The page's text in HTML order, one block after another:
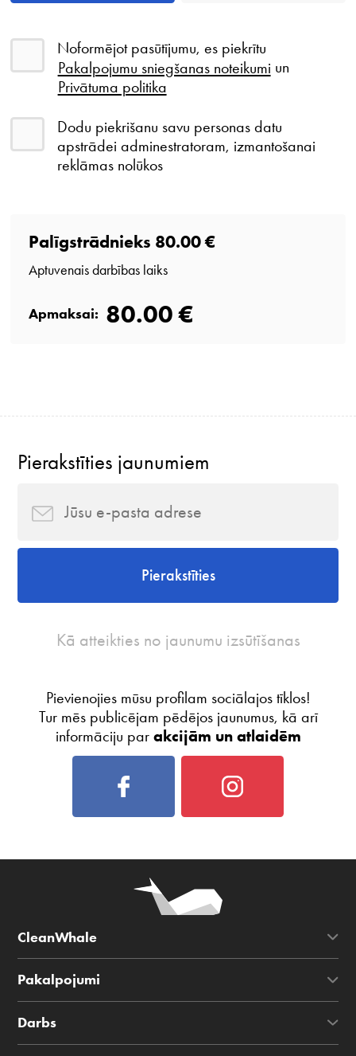
Noformējot pasūtījumu, es piekrītu
Pakalpojumu sniegšanas noteikumi un
Privātuma politika
Dodu piekrišanu savu personas datu
apstrādei adminestratoram, izmantošanai
reklāmas nolūkos
Palīgstrādnieks 80.00 €
Aptuvenais darbības laiks
Apmaksai: 80.00 €
Pierakstīties jaunumiem
Pierakstīties
Kā atteikties no jaunumu izsūtīšanas
Pievienojies mūsu profilam sociālajos tīklos!
Tur mēs publicējam pēdējos jaunumus, kā arī
informāciju par akcijām un atlaidēm
CleanWhale
Pakalpojumi
Darbs